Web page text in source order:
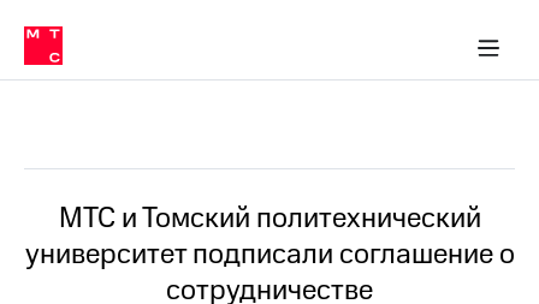
Медиа-центр
и акционерам
Устойчивое развитие
Комплаенс и деловая этика
компании
Карьера
История
компании
в МТС
Пресс-
релизы
МТС и Томский политехнический
университет подписали соглашение о
сотрудничестве